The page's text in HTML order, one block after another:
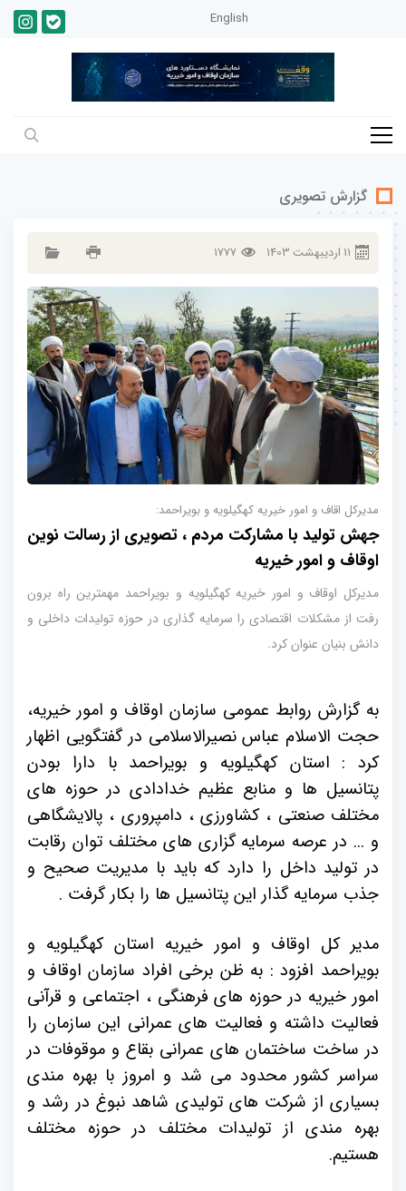
English
گزارش تصویری
11ارديبهشت 1403
1777
مدیرکل اقاف و امور خیریه کهگیلویه و بویراحمد:
جهش تولید با مشارکت مردم ، تصویری از رسالت نوین
اوقاف و امور خیریه
مدیرکل اوقاف و امور خیریه کهگیلویه و بویراحمد مهمترین راه برون
رفت از مشکلات اقتصادی را سرمایه گذاری در حوزه تولیدات داخلی و
دانش بنیان عنوان کرد.
به گزارش روابط عمومی سازمان اوقاف و امور خیریه،
حجت الاسلام عباس نصیرالاسلامی در گفتگویی اظهار
کرد : استان کهگیلویه و بویراحمد با دارا بودن
پتانسیل ها و منابع عظیم خدادادی در حوزه های
مختلف صنعتی ، کشاورزی ، دامپروری ، پالایشگاهی
و ... در عرصه سرمایه گزاری های مختلف توان رقابت
در تولید داخل را دارد که باید با مدیریت صحیح و
جذب سرمایه گذار این پتانسیل ها را بکار گرفت .
مدیر کل اوقاف و امور خیریه استان کهگیلویه و
بویراحمد افزود : به ظن برخی افراد سازمان اوقاف و
امور خیریه در حوزه های فرهنگی ، اجتماعی و قرآنی
فعالیت داشته و فعالیت های عمرانی این سازمان را
در ساخت ساختمان های عمرانی بقاع و موقوفات در
سراسر کشور محدود می شد و امروز با بهره مندی
بسیاری از شرکت های تولیدی شاهد نبوغ در رشد و
بهره مندی از تولیدات مختلف در حوزه مختلف
هستیم.